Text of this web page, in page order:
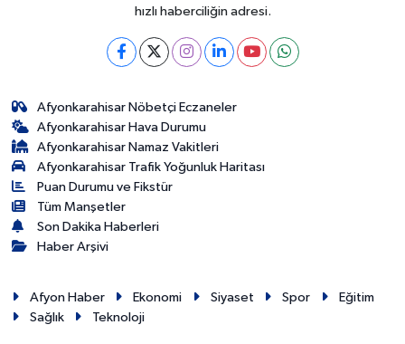
hızlı haberciliğin adresi.
Afyonkarahisar Nöbetçi Eczaneler
Afyonkarahisar Hava Durumu
Afyonkarahisar Namaz Vakitleri
Afyonkarahisar Trafik Yoğunluk Haritası
Puan Durumu ve Fikstür
Tüm Manşetler
Son Dakika Haberleri
Haber Arşivi
Afyon Haber Ekonomi Siyaset Spor
Eğitim
Sağlık
Teknoloji